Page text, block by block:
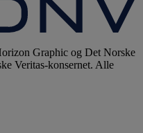
Graphic og Det Norske
Veritas-konsernet. Alle